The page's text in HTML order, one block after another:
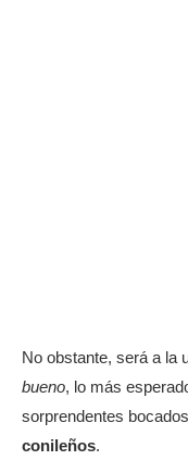
No obstante, será a la
bueno, lo más
sorprendentes
conileños.